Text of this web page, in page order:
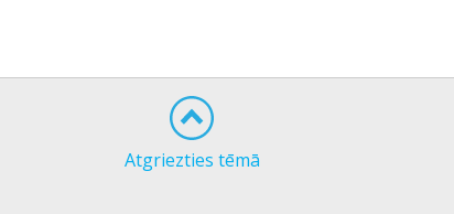
Atgriezties tēmā